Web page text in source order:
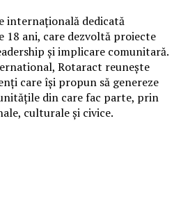
internațională dedicată
ani, care dezvoltă proiecte
și implicare comunitară.
Rotaract reunește
care își propun să genereze
din care fac parte, prin
culturale și civice.